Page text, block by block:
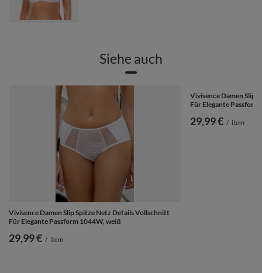
Siehe auch
Vivisence Damen Slip Spitze Netz Details Vollschnitt
Für Elegante Passform 1044W, weiß
29,99 € / item
Vivisence Damen Slip
Für Elegante
29,99 € / item